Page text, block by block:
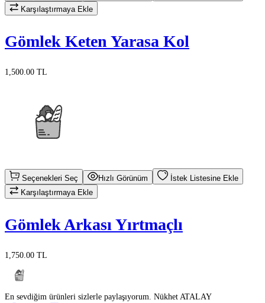
Karşılaştırmaya Ekle
Gömlek Keten Yarasa Kol
1,500.00 TL
Seçenekleri Seç Hızlı Görünüm
İstek Listesine Ekle
Karşılaştırmaya Ekle
Gömlek Arkası Yırtmaçlı
1,750.00 TL
En sevdiğim ürünleri sizlerle paylaşıyorum. Nükhet ATALAY